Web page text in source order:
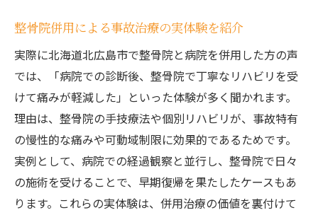
整骨院併用による事故治療の実体験を紹介
実際に北海道北広島市で整骨院と病院を併用した方の声
では、「病院での診断後、整骨院で丁寧なリハビリを受
けて痛みが軽減した」といった体験が多く聞かれます。
理由は、整骨院の手技療法や個別リハビリが、事故特有
の慢性的な痛みや可動域制限に効果的であるためです。
実例として、病院での経過観察と並行し、整骨院で日々
の施術を受けることで、早期復帰を果たしたケースもあ
ります。これらの実体験は、併用治療の価値を裏付けて